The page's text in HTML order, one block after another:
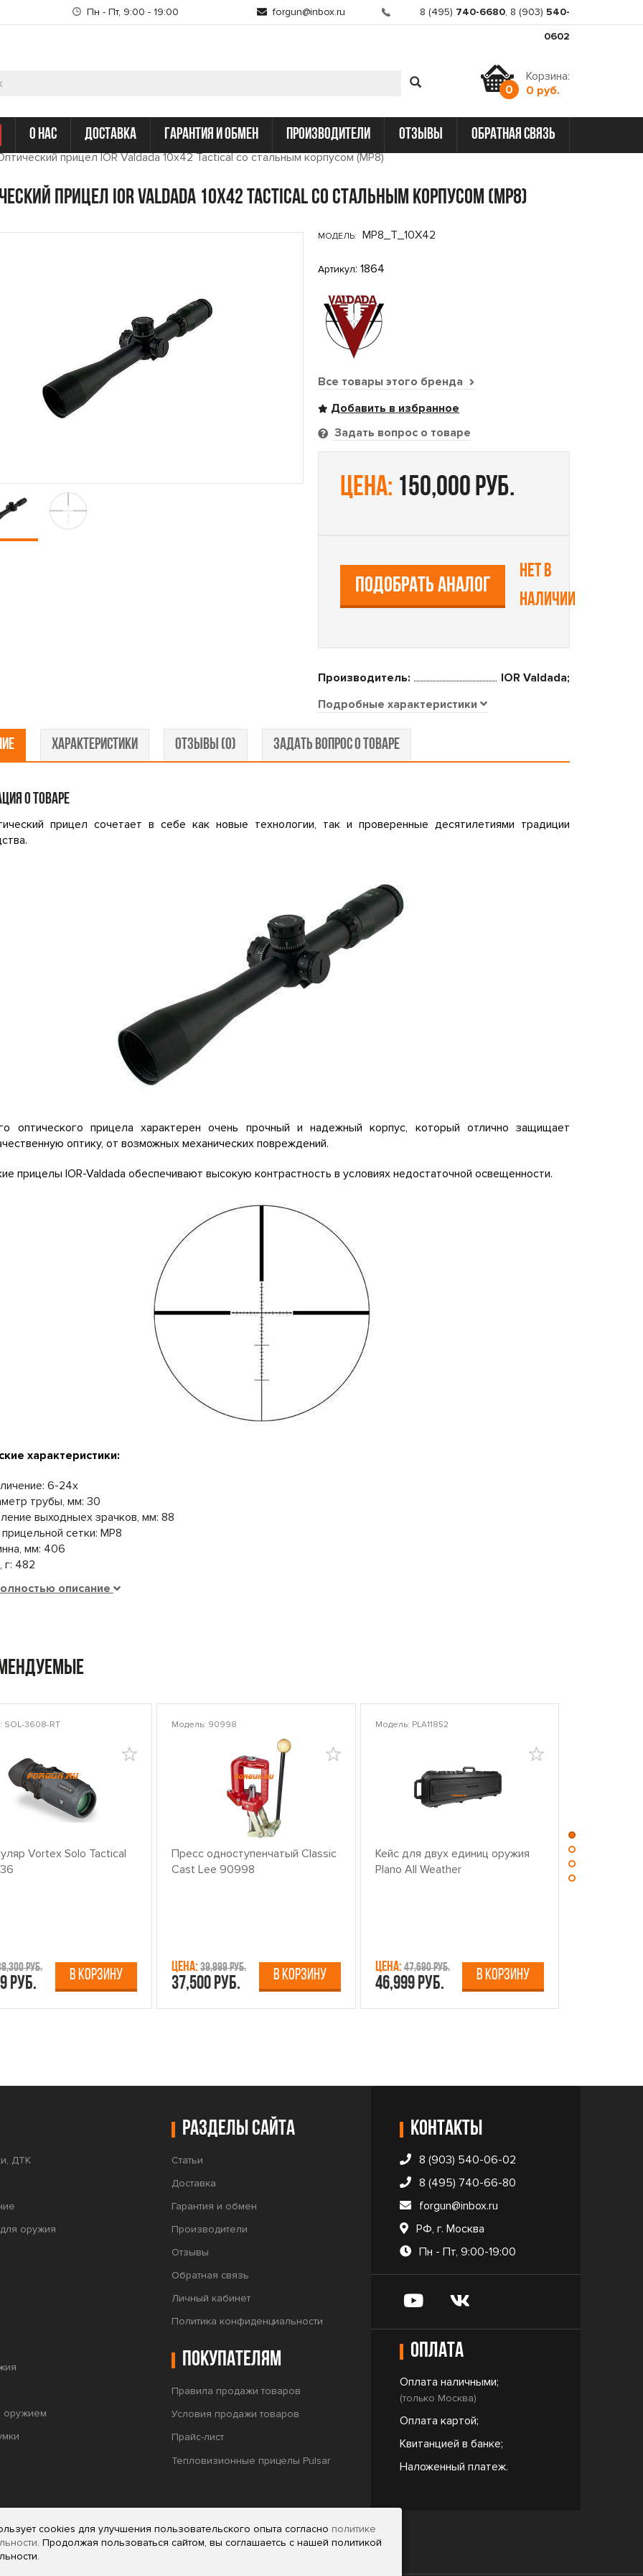
Пн - Пт, 9:00 - 19:00 forgun@inbox.ru 8 (495) 740-6680, 8 (903) 540-
0602
0
Корзина:
0 руб.
о нас доставка гарантия и обмен производители отзывы обратная связь
прицел IOR Valdada 10x42 Tactical со стальным корпусом (MP8)
прицел IOR Valdada 10x42 Tactical со стальным корпусом (MP8)
МОДЕЛЬ: MP8_T_10X42
Артикул: 1864
Все товары этого бренда
Задать вопрос о товаре
цена: 150,000 руб.
ПОДОБРАТЬ АНАЛОГ
Нет в
наличии
Производитель:
IOR Valdada;
Подробные характеристики
ХАРАКТЕРИСТИКИ ОТЗЫВЫ (0) ЗАДАТЬ ВОПРОС О ТОВАРЕ
О ТОВАРЕ
прицел сочетает в себе как новые технологии, так и проверенные десятилетиями традиции
оптического прицела характерен очень прочный и надежный корпус, который отлично защищает
оптику, от возможных механических повреждений.
прицелы IOR-Valdada обеспечивают высокую контрастность в условиях недостаточной освещенности.
характеристики:
6-24x
трубы, мм: 30
выходныех зрачков, мм: 88
сетки: MP8
мм: 406
г: 482
описание
SOL-3608-RT
Vortex Solo Tactical
руб.
руб. В КОРЗИНУ
Модель: 90998
Пресс одноступенчатый Classic
Cast Lee 90998
Цена: 39,999 руб.
37,500 руб. В КОРЗИНУ
Модель: PLA11852
Кейс для двух единиц оружия
Plano All Weather
Цена:47,690 руб.
46,999 руб. В КОРЗИНУ
Контакты
8 (903) 540-06-02
8 (495) 740-66-80
forgun@inbox.ru
РФ, г. Москва
Пн - Пт, 9:00-19:00
Оплата
Оплата наличными;
(только Москва)
Оплата картой;
Квитанцией в банке;
Наложенный платеж.
ДТК
оружия
оружием
Разделы сайта
Статьи
Доставка
Гарантия и обмен
Производители
Отзывы
Обратная связь
Личный кабинет
Политика конфиденциальности
Покупателям
Правила продажи товаров
Условия продажи товаров
Прайс-лист
Тепловизионные прицелы Pulsar
cookies для улучшения пользовательского опыта согласно политике
. Продолжая пользоваться сайтом, вы соглашаетсь с нашей политикой